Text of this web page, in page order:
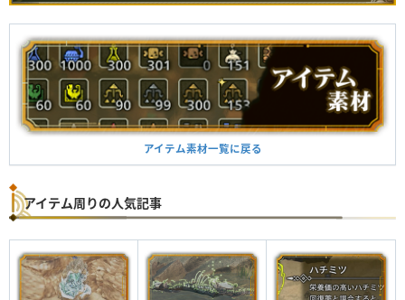
アイテム素材一覧に戻る
アイテム周りの人気記事